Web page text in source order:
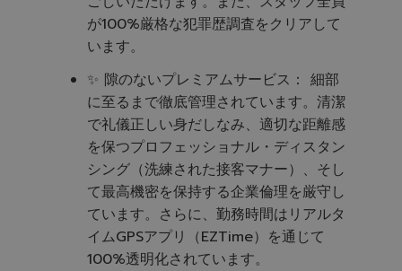
が100%厳格な犯罪歴調査をクリアして
います。
✨ 隙のないプレミアムサービス： 細部
に至るまで徹底管理されています。清潔
で礼儀正しい身だしなみ、適切な距離感
を保つプロフェッショナル・ディスタン
シング（洗練された接客マナー）、そし
て最高機密を保持する企業倫理を厳守し
ています。さらに、勤務時間はリアルタ
イムGPSアプリ（EZTime）を通じて
100%透明化されています。